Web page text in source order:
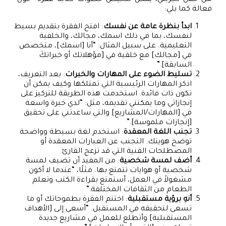
فعالة كما يلي:
ابدأ بنظرة عامة عن نفسك: افتح الفقرة بتقديم بسيط
لنفسك، بما في ذلك اسمك، مجالك، والخلفية
التعليمية. على سبيل المثال: “أنا [اسمك]، متخصص
في [مجالك] مع خلفية في [مؤهلاتك أو خبراتكَ
السابقة].”
تسليط الضوء على المهارات والخبرات: بعد التعريف،
اذكر المهارات الرئيسية التي تمتلكها وكيف يمكن أن
تكون ذات فائدة. استخدمت هذه الطريقة للتركيز على
إنجازاتي وما يمكنني تقديمه، مثل: “لدي خبرة واسعة
في [المهارات/المشاريع] والتي ساعدتني على تحقيق
[إنجازات ملموسة].”
تجنب اللغة المعقدة: استخدم لغة بسيطة وواضحة
توضح هويتك. التجنب عن العبارات المعقدة أو
المصطلحات الفنية التي قد تزعج القارئ.
أضف لمسة شخصية: من المفيد أن تضيف لمسة
شخصية أو هوايات تتمتع بها. مثلًا، “عندما لا أكون
مشغولاً في العمل، أستمتع بقراءة الكتب وتعلم
الطعام من الثقافات المختلفة.”
أنهِ برؤية مستقبلية: اختتم الفقرة بطموحاتك أو ما
تسعى لتحقيقه في المستقبل. “أسعى إلى [الأهداف
المستقبلية] وأتطلع للعمل في مشاريع جديدة